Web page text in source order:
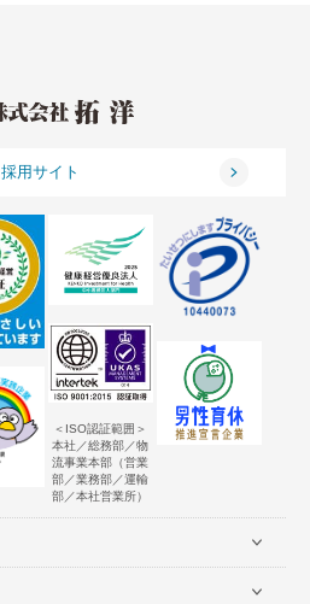
採用サイト
＜ISO認証範囲＞
本社／総務部／物
流事業本部（営業
部／業務部／運輸
部／本社営業所）